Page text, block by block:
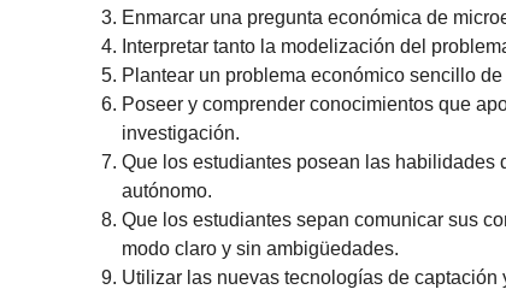
Enmarcar una pregunta económica de
Interpretar tanto la modelización del
Plantear un problema económico sencillo
Poseer y comprender conocimientos que
investigación.
Que los estudiantes posean las habilidades
autónomo.
Que los estudiantes sepan comunicar sus
modo claro y sin ambigüedades.
Utilizar las nuevas tecnologías de